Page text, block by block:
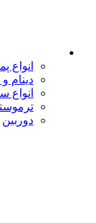
انواع
دینام
انواع
دوربین